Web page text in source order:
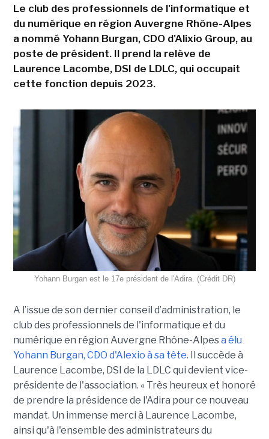
Le club des professionnels de l'informatique et
du numérique en région Auvergne Rhône-Alpes
a nommé Yohann Burgan, CDO d'Alixio Group, au
poste de président. Il prend la relève de
Laurence Lacombe, DSI de LDLC, qui occupait
cette fonction depuis 2023.
Yohann Burgan est le 17e président de l'Adira. (Crédit DR)
A l’issue de son dernier conseil d’administration, le
club des professionnels de l'informatique et du
numérique en région Auvergne Rhône-Alpesa élu
Yohann Burgan, CDO d'Alexio à sa tête. Il succède à
Laurence Lacombe, DSI de la LDLC qui devient vice-
présidente de l'association. « Très heureux et honoré
de prendre la présidence de l'Adira pour ce nouveau
mandat. Un immense merci à Laurence Lacombe,
ainsi qu'à l'ensemble des administrateurs du